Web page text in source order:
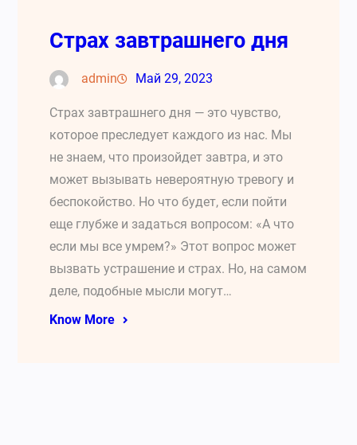
Страх завтрашнего дня
admin Май 29, 2023
Страх завтрашнего дня — это чувство,
которое преследует каждого из нас. Мы
не знаем, что произойдет завтра, и это
может вызывать невероятную тревогу и
беспокойство. Но что будет, если пойти
еще глубже и задаться вопросом: «А что
если мы все умрем?» Этот вопрос может
вызвать устрашение и страх. Но, на самом
деле, подобные мысли могут…
Know More